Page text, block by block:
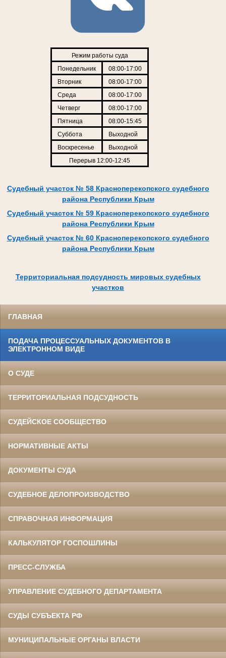
Режим работы суда
Понедельник
08:00-17:00
Вторник
08:00-17:00
Среда
08:00-17:00
Четверг
08:00-17:00
Пятница
08:00-15:45
Суббота
Выходной
Воскресенье
Выходной
Перерыв 12:00-12:45
Судебный участок № 58 Красноперекопского судебного
района Республики Крым
Судебный участок № 59 Красноперекопского судебного
района Республики Крым
Судебный участок № 60 Красноперекопского судебного
района Республики Крым
Территориальная подсудность мировых судебных
участков
ГЛАВНАЯ
ПОДАЧА ПРОЦЕССУАЛЬНЫХ ДОКУМЕНТОВ В
ЭЛЕКТРОННОМ ВИДЕ
О СУДЕ
ТЕРРИТОРИАЛЬНАЯ ПОДСУДНОСТЬ
СУДЕЙСКОЕ СООБЩЕСТВО
НОРМАТИВНЫЕ АКТЫ
ДОКУМЕНТЫ СУДА
СУДЕБНОЕ ДЕЛОПРОИЗВОДСТВО
СПРАВОЧНАЯ ИНФОРМАЦИЯ
КАЛЬКУЛЯТОР ГОСПОШЛИНЫ
ПРЕСС-СЛУЖБА
УПРАВЛЕНИЕ СУДЕБНОГО ДЕПАРТАМЕНТА
СУДЫ СУБЪЕКТА РФ
МУНИЦИПАЛЬНЫЕ ОРГАНЫ ВЛАСТИ